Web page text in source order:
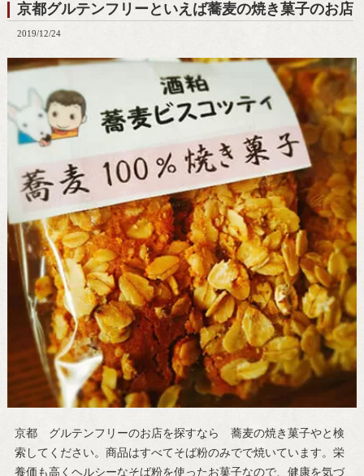
京都グルテンフリーといえば蕎麦の焼き菓子のお店
2019/12/24
京都 グルテンフリーのお店を探すなら 蕎麦の焼き菓子やと検
索してください。商品はすべてそば粉のみでで焼いています。栄
養価も高くヘルシーなそば粉を使ったお菓子なので、健康を気づ